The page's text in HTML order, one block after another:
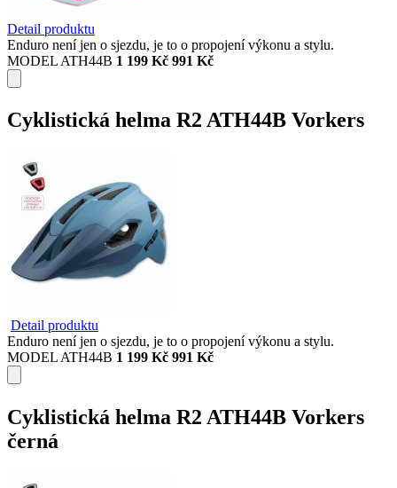
Detail produktu
Enduro není jen o sjezdu, je to o propojení výkonu a stylu.
MODEL ATH44B 1 199 Kč 991 Kč
Cyklistická helma R2 ATH44B Vorkers
Detail produktu
Enduro není jen o sjezdu, je to o propojení výkonu a stylu.
MODEL ATH44B 1 199 Kč 991 Kč
Cyklistická helma R2 ATH44B Vorkers
černá